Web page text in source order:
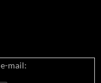
mail: